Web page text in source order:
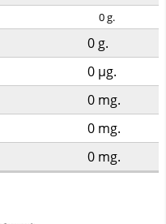
0g.
0 g.
0 µg.
0 mg.
0 mg.
0 mg.